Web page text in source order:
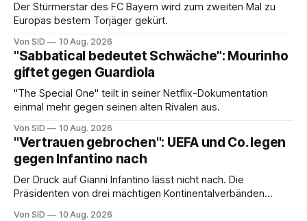
Der Stürmerstar des FC Bayern wird zum zweiten Mal zu
Europas bestem Torjäger gekürt.
Von SID 10 Aug. 2026
"Sabbatical bedeutet Schwäche": Mourinho
giftet gegen Guardiola
"The Special One" teilt in seiner Netflix-Dokumentation
einmal mehr gegen seinen alten Rivalen aus.
Von SID 10 Aug. 2026
"Vertrauen gebrochen": UEFA und Co. legen
gegen Infantino nach
Der Druck auf Gianni Infantino lässt nicht nach. Die
Präsidenten von drei mächtigen Kontinentalverbänden
Von SID 10 Aug. 2026